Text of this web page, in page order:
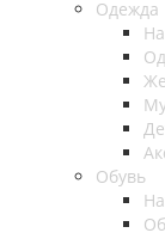
Одежда
Обувь